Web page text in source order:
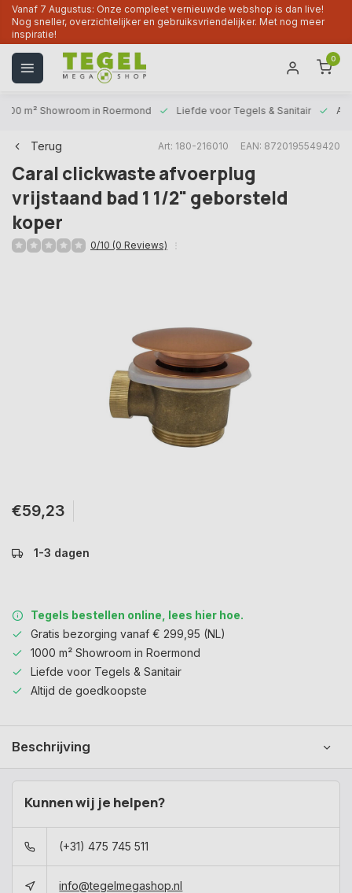
Vanaf 7 Augustus: Onze compleet vernieuwde webshop is dan live!
Nog sneller, overzichtelijker en gebruiksvriendelijker. Met nog meer
inspiratie!
0
m² Showroom in Roermond Liefde voor Tegels & Sanitair
Terug Art: 180-216010 EAN: 8720195549420
Caral clickwaste afvoerplug
vrijstaand bad 1 1/2" geborsteld
koper
0/10 (0 Reviews)
€59,23
1-3 dagen
Tegels bestellen online, lees hier hoe.
Gratis bezorging vanaf € 299,95 (NL)
1000 m² Showroom in Roermond
Liefde voor Tegels & Sanitair
Altijd de goedkoopste
Beschrijving
Kunnen wij je helpen?
(+31) 475 745 511
info@tegelmegashop.nl